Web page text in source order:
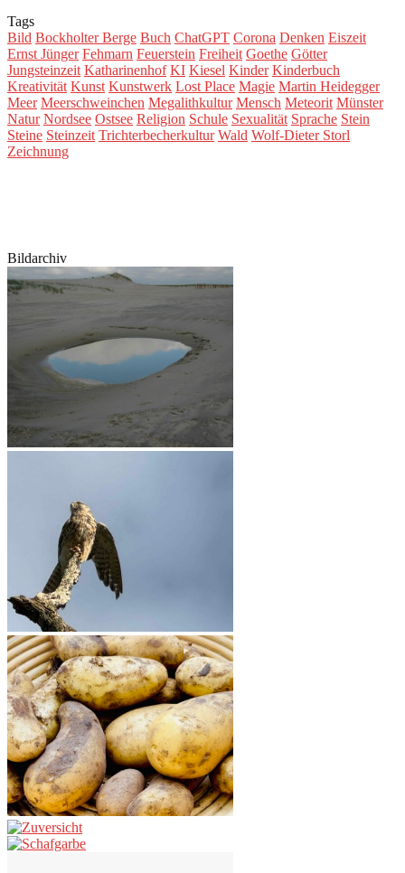
Tags
Bild Bockholter Berge Buch ChatGPT Corona Denken Eiszeit
Ernst Jünger Fehmarn Feuerstein Freiheit Goethe Götter
Jungsteinzeit Katharinenhof KI Kiesel Kinder Kinderbuch
Kreativität Kunst Kunstwerk Lost Place Magie Martin Heidegger
Meer Meerschweinchen Megalithkultur Mensch Meteorit Münster
Natur Nordsee Ostsee Religion Schule Sexualität Sprache Stein
Steine Steinzeit Trichterbecherkultur Wald Wolf-Dieter Storl
Zeichnung
Bildarchiv